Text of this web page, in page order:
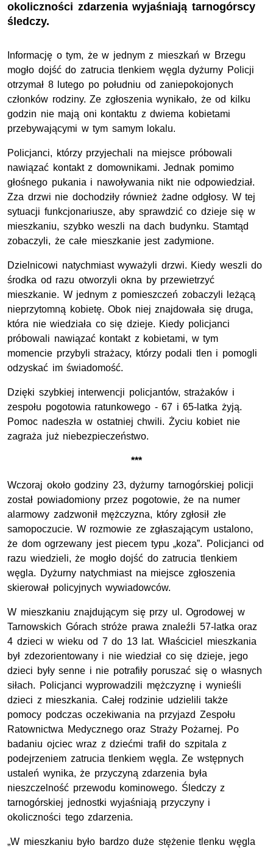
okoliczności zdarzenia wyjaśniają tarnogórscy
śledczy.
Informację o tym, że w jednym z mieszkań w Brzegu
mogło dojść do zatrucia tlenkiem węgla dyżurny Policji
otrzymał 8 lutego po południu od zaniepokojonych
członków rodziny. Ze zgłoszenia wynikało, że od kilku
godzin nie mają oni kontaktu z dwiema kobietami
przebywającymi w tym samym lokalu.
Policjanci, którzy przyjechali na miejsce próbowali
nawiązać kontakt z domownikami. Jednak pomimo
głośnego pukania i nawoływania nikt nie odpowiedział.
Zza drzwi nie dochodziły również żadne odgłosy. W tej
sytuacji funkcjonariusze, aby sprawdzić co dzieje się w
mieszkaniu, szybko weszli na dach budynku. Stamtąd
zobaczyli, że całe mieszkanie jest zadymione.
Dzielnicowi natychmiast wyważyli drzwi. Kiedy weszli do
środka od razu otworzyli okna by przewietrzyć
mieszkanie. W jednym z pomieszczeń zobaczyli leżącą
nieprzytomną kobietę. Obok niej znajdowała się druga,
która nie wiedziała co się dzieje. Kiedy policjanci
próbowali nawiązać kontakt z kobietami, w tym
momencie przybyli strażacy, którzy podali tlen i pomogli
odzyskać im świadomość.
Dzięki szybkiej interwencji policjantów, strażaków i
zespołu pogotowia ratunkowego - 67 i 65-latka żyją.
Pomoc nadeszła w ostatniej chwili. Życiu kobiet nie
zagraża już niebezpieczeństwo.
***
Wczoraj około godziny 23, dyżurny tarnogórskiej policji
został powiadomiony przez pogotowie, że na numer
alarmowy zadzwonił mężczyzna, który zgłosił złe
samopoczucie. W rozmowie ze zgłaszającym ustalono,
że dom ogrzewany jest piecem typu „koza”. Policjanci od
razu wiedzieli, że mogło dojść do zatrucia tlenkiem
węgla. Dyżurny natychmiast na miejsce zgłoszenia
skierował policyjnych wywiadowców.
W mieszkaniu znajdującym się przy ul. Ogrodowej w
Tarnowskich Górach stróże prawa znaleźli 57-latka oraz
4 dzieci w wieku od 7 do 13 lat. Właściciel mieszkania
był zdezorientowany i nie wiedział co się dzieje, jego
dzieci były senne i nie potrafiły poruszać się o własnych
siłach. Policjanci wyprowadzili mężczyznę i wynieśli
dzieci z mieszkania. Całej rodzinie udzielili także
pomocy podczas oczekiwania na przyjazd Zespołu
Ratownictwa Medycznego oraz Straży Pożarnej. Po
badaniu ojciec wraz z dziećmi trafił do szpitala z
podejrzeniem zatrucia tlenkiem węgla. Ze wstępnych
ustaleń wynika, że przyczyną zdarzenia była
nieszczelność przewodu kominowego. Śledczy z
tarnogórskiej jednostki wyjaśniają przyczyny i
okoliczności tego zdarzenia.
„W mieszkaniu było bardzo duże stężenie tlenku węgla